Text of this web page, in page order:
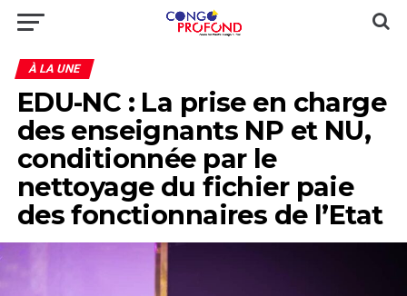
À LA UNE
EDU-NC : La prise en charge
des enseignants NP et NU,
conditionnée par le
nettoyage du fichier paie
des fonctionnaires de l’Etat